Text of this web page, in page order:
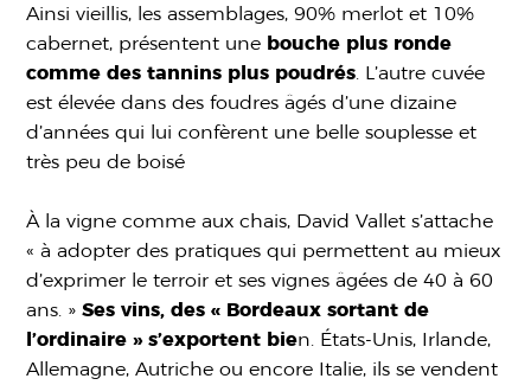
Ainsi vieillis, les assemblages, 90% merlot et 10%
cabernet, présentent une bouche plus ronde
comme des tannins plus poudrés. L’autre cuvée
est élevée dans des foudres âgés d’une dizaine
d’années qui lui confèrent une belle souplesse et
très peu de boisé
À la vigne comme aux chais, David Vallet s’attache
« à adopter des pratiques qui permettent au mieux
d’exprimer le terroir et ses vignes âgées de 40 à 60
ans. »Ses vins, des « Bordeaux sortant de
l’ordinaire » s’exportent bien. États-Unis, Irlande,
Allemagne, Autriche ou encore Italie, ils se vendent